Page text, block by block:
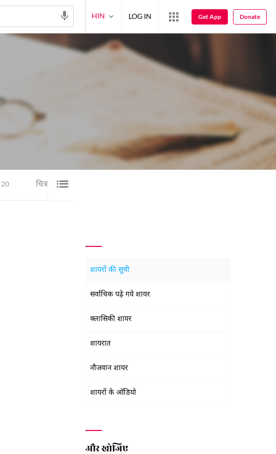
20 चित्र शायरी
शायरों की सूची
सर्वाधिक पढ़े गये शायर
क्लासिकी शायर
शायरात
नौजवान शायर
शायरों के ऑडियो
और खोजिए
HIN LOG IN Get App Donate